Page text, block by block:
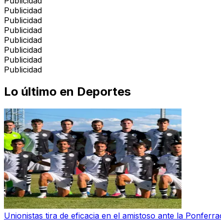
Publicidad
Publicidad
Publicidad
Publicidad
Publicidad
Publicidad
Publicidad
Lo último en Deportes
Unionistas tira de eficacia en el amistoso ante la